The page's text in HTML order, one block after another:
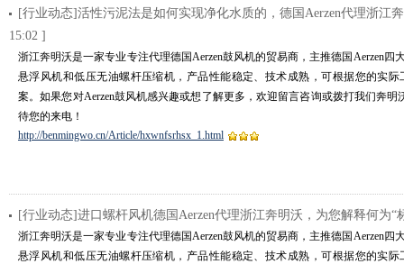
[行业动态]活性污泥法是如何实现净化水质的，德国Aerzen代理浙江
15:02 ]
浙江奔明沃是一家专业专注代理德国Aerzen鼓风机的贸易商，主推德国Aerzen四
悬浮风机和低压无油螺杆压缩机，产品性能稳定、技术成熟，可根据您的实
案。如果您对Aerzen鼓风机感兴趣或想了解更多，欢迎留言咨询或拨打我们奔明
待您的来电！
http://benmingwo.cn/Article/hxwnfsrhsx_1.html
[行业动态]进口螺杆风机德国Aerzen代理浙江奔明沃，为您解释何为“
浙江奔明沃是一家专业专注代理德国Aerzen鼓风机的贸易商，主推德国Aerzen四
悬浮风机和低压无油螺杆压缩机，产品性能稳定、技术成熟，可根据您的实